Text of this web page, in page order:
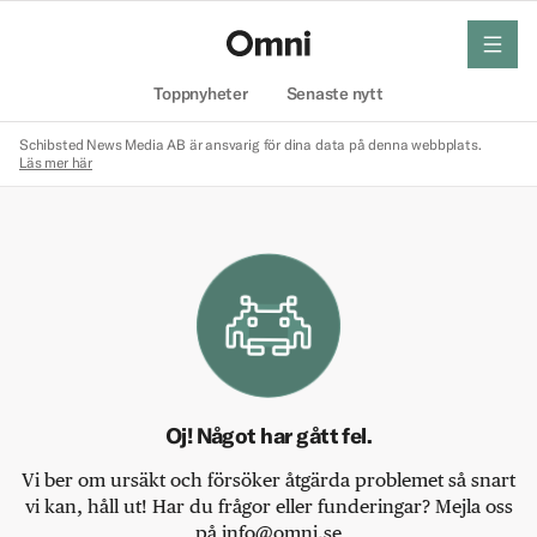
Toppnyheter Senaste nytt
meny
Schibsted News Media AB är ansvarig för dina data på denna webbplats.
Läs mer här
Oj! Något har gått fel.
Vi ber om ursäkt och försöker åtgärda problemet så snart
vi kan, håll ut! Har du frågor eller funderingar? Mejla oss